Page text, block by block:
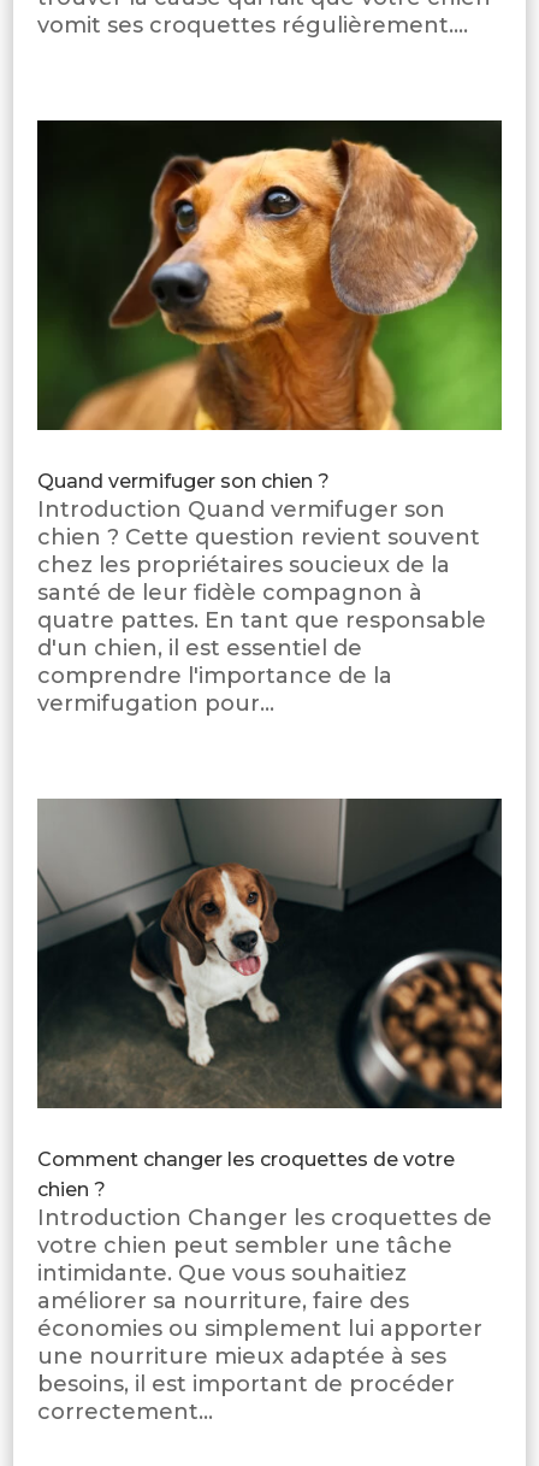
vomit ses croquettes régulièrement....
Quand vermifuger son chien ?
Introduction Quand vermifuger son
chien ? Cette question revient souvent
chez les propriétaires soucieux de la
santé de leur fidèle compagnon à
quatre pattes. En tant que responsable
d'un chien, il est essentiel de
comprendre l'importance de la
vermifugation pour...
Comment changer les croquettes de votre
chien ?
Introduction Changer les croquettes de
votre chien peut sembler une tâche
intimidante. Que vous souhaitiez
améliorer sa nourriture, faire des
économies ou simplement lui apporter
une nourriture mieux adaptée à ses
besoins, il est important de procéder
correctement...